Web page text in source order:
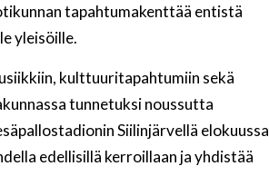
tapahtumakenttää entistä
yleisöille.
kulttuuritapahtumiin sekä
tunnetuksi noussutta
Siilinjärvellä elokuussa
edellisillä kerroillaan ja yhdistää